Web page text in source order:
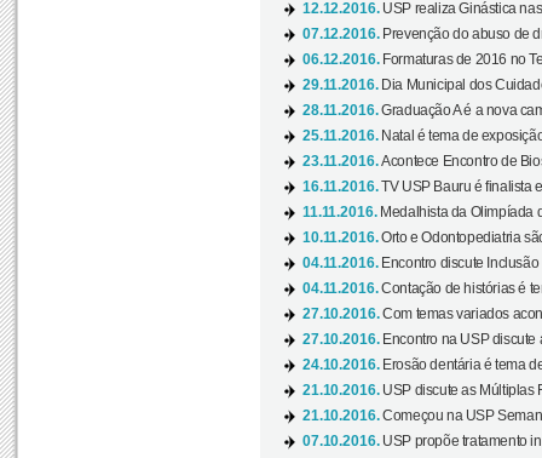
12.12.2016. USP realiza Ginástica
07.12.2016. Prevenção do abuso de
06.12.2016. Formaturas de 2016 no
29.11.2016. Dia Municipal dos
28.11.2016.Graduação A é a nova
25.11.2016. Natal é tema de
23.11.2016.Acontece Encontro de
16.11.2016.TV USP Bauru é finalista
11.11.2016. Medalhista da Olimpíada
10.11.2016.Orto e Odontopediatria
04.11.2016. Encontro discute
04.11.2016.Contação de histórias é
27.10.2016.Com temas variados
27.10.2016. Encontro na USP discute
24.10.2016. Erosão dentária é tema
21.10.2016. USP discute as Múltiplas
21.10.2016.Começou na USP
07.10.2016. USP propõe tratamento